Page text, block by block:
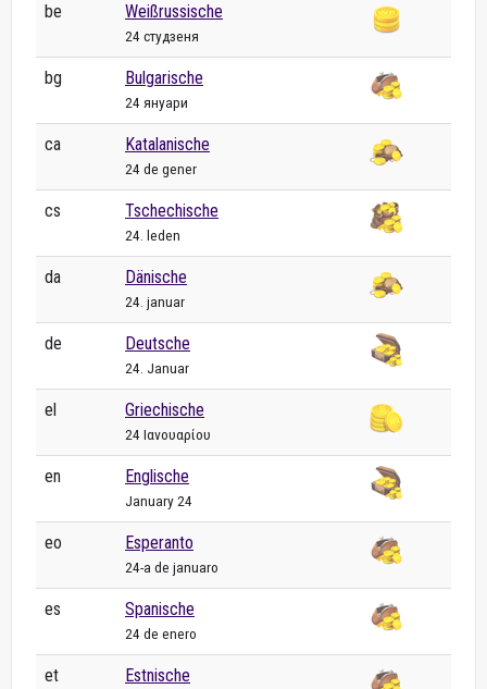
be Weißrussische
24 студзеня
bg Bulgarische
24 януари
ca Katalanische
24 de gener
cs Tschechische
24. leden
da Dänische
24. januar
de Deutsche
24. Januar
el Griechische
24 Ιανουαρίου
en Englische
January 24
eo Esperanto
24-a de januaro
es Spanische
24 de enero
et Estnische